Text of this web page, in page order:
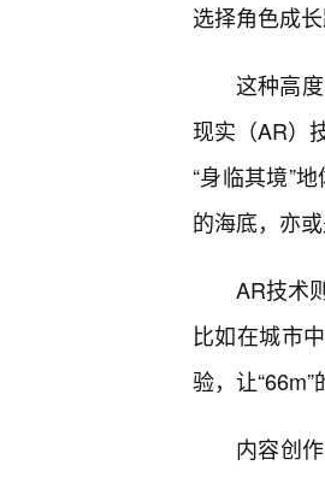
选择角色成
这种高
现实（AR）
“身临其境”
的海底，亦
AR技术
比如在城市
验，让
内容创